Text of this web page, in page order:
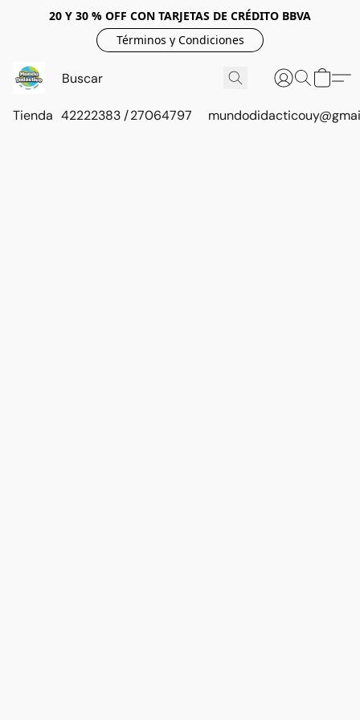
20 Y 30 % OFF CON TARJETAS DE CRÉDITO BBVA
Términos y Condiciones
Tienda 42222383 / 27064797